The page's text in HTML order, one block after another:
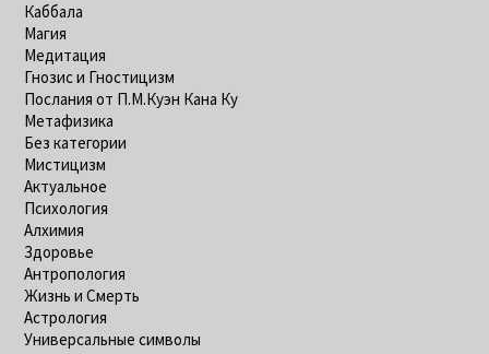
Каббала
Магия
Медитация
Гнозис и Гностицизм
Послания от П.М.Куэн Кана Ку
Метафизика
Без категории
Мистицизм
Актуальное
Психология
Алхимия
Здоровье
Антропология
Жизнь и Смерть
Астрология
Универсальные символы